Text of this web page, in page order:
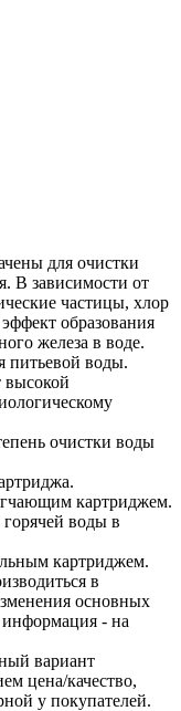
для очистки
В зависимости от
частицы, хлор
образования
железа в воде.
питьевой воды.
высокой
очистки воды
картриджем.
воды в
картриджем.
в
основных
информация - на
вариант
цена/качество,
у покупателей.